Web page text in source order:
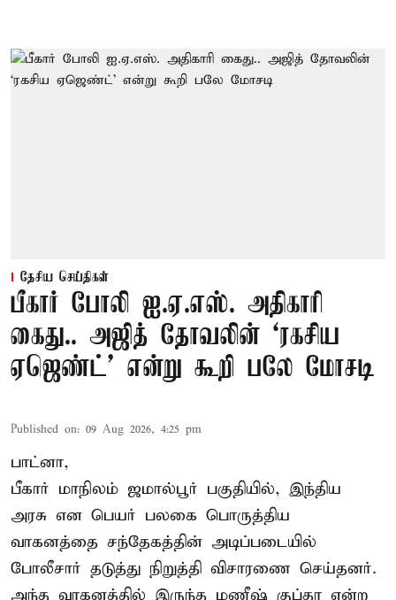
தேசிய செய்திகள்
பீகார் போலி ஐ.ஏ.எஸ். அதிகாரி
கைது.. அஜித் தோவலின் ‘ரகசிய
ஏஜெண்ட்’ என்று கூறி பலே மோசடி
Published on: 09 Aug 2026, 4:25 pm
பாட்னா,
பீகார் மாநிலம் ஜமால்பூர் பகுதியில், இந்திய
அரசு என பெயர் பலகை பொருத்திய
வாகனத்தை சந்தேகத்தின் அடிப்படையில்
போலீசார் தடுத்து நிறுத்தி விசாரணை செய்தனர்.
அந்த வாகனத்தில் இருந்த மணீஷ் குப்தா என்ற